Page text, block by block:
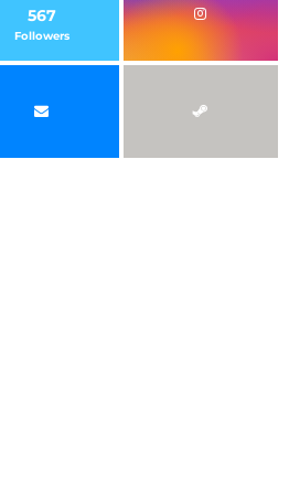
567
Followers